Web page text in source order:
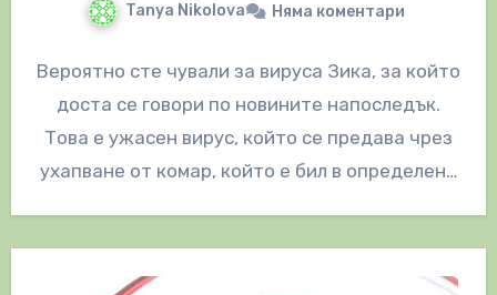
Tanya Nikolova Няма коментари
Вероятно сте чували за вируса Зика, за който
доста се говори по новините напоследък.
Това е ужасен вирус, който се предава чрез
ухапване от комар, който е бил в определен…